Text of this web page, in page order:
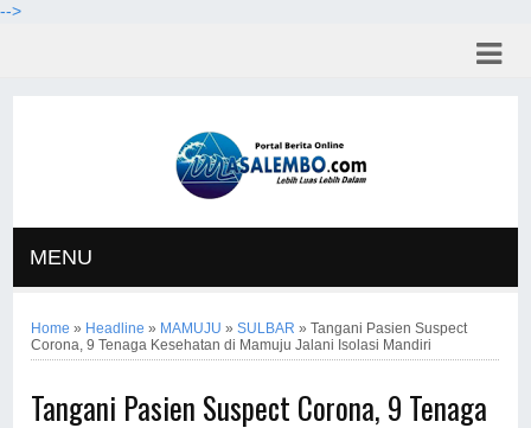
-->
MENU
Home » Headline » MAMUJU »SULBAR »Tangani Pasien Suspect
Corona, 9 Tenaga Kesehatan di Mamuju Jalani Isolasi Mandiri
Tangani Pasien Suspect Corona, 9 Tenaga